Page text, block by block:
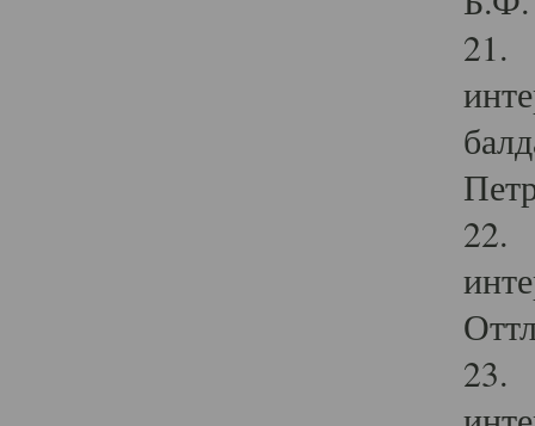
21.
22.
23.